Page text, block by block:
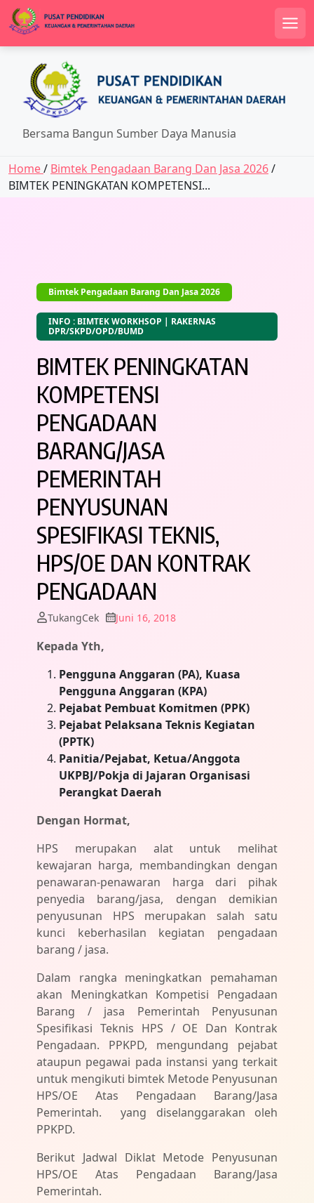
content
Bersama Bangun Sumber Daya Manusia
Home/ Bimtek Pengadaan Barang Dan Jasa 2026/
BIMTEK PENINGKATAN KOMPETENSI...
Bimtek Pengadaan Barang Dan Jasa 2026
INFO : BIMTEK WORKHSOP | RAKERNAS
DPR/SKPD/OPD/BUMD
BIMTEK PENINGKATAN
KOMPETENSI
PENGADAAN
BARANG/JASA
PEMERINTAH
PENYUSUNAN
SPESIFIKASI TEKNIS,
HPS/OE DAN KONTRAK
PENGADAAN
TukangCek Juni 16, 2018
Kepada Yth,
Pengguna Anggaran (PA), Kuasa
Pengguna Anggaran (KPA)
Pejabat Pembuat Komitmen (PPK)
Pejabat Pelaksana Teknis Kegiatan
(PPTK)
Panitia/Pejabat, Ketua/Anggota
UKPBJ/Pokja di Jajaran Organisasi
Perangkat Daerah
Dengan Hormat,
HPS merupakan alat untuk melihat
kewajaran harga, membandingkan dengan
penawaran-penawaran harga dari pihak
penyedia barang/jasa, dengan demikian
penyusunan HPS merupakan salah satu
kunci keberhasilan kegiatan pengadaan
barang / jasa.
Dalam rangka meningkatkan pemahaman
akan Meningkatkan Kompetisi Pengadaan
Barang / jasa Pemerintah Penyusunan
Spesifikasi Teknis HPS / OE Dan Kontrak
Pengadaan. PPKPD, mengundang pejabat
ataupun pegawai pada instansi yang terkait
untuk mengikuti bimtek Metode Penyusunan
HPS/OE Atas Pengadaan Barang/Jasa
Pemerintah. yang diselanggarakan oleh
PPKPD.
Berikut Jadwal Diklat Metode Penyusunan
HPS/OE Atas Pengadaan Barang/Jasa
Pemerintah.